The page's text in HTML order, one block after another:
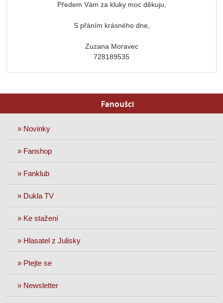
Předem Vám za kluky moc děkuju,
S přáním krásného dne,
Zuzana Moravec
728189535
Fanoušci
» Novinky
» Fanshop
» Fanklub
» Dukla TV
» Ke stažení
» Hlasatel z Julisky
» Ptejte se
» Newsletter